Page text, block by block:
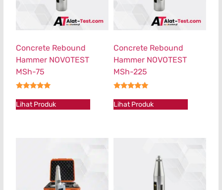
Concrete Rebound
Hammer NOVOTEST
MSh-75
Lihat Produk
Concrete Rebound
Hammer NOVOTEST
MSh-225
Lihat Produk